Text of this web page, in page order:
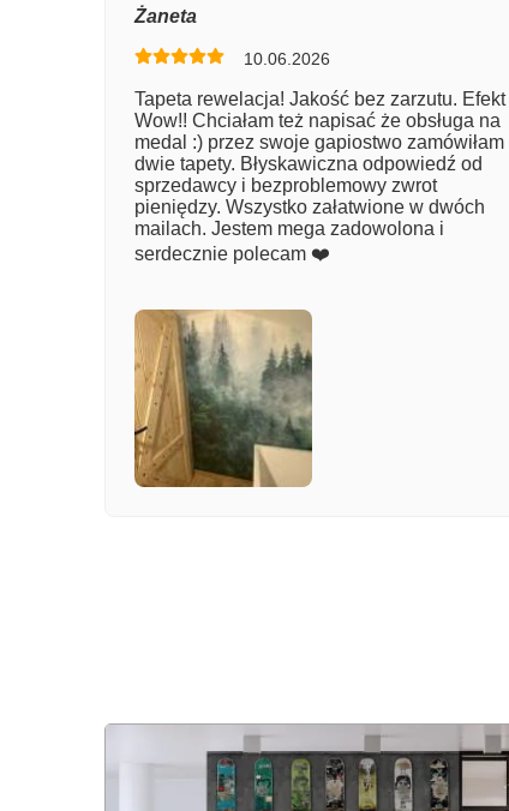
Żaneta
10.06.2026
Tapeta rewelacja! Jakość bez zarzutu. Efekt
Wow!! Chciałam też napisać że obsługa na
medal :) przez swoje gapiostwo zamówiłam
dwie tapety. Błyskawiczna odpowiedź od
sprzedawcy i bezproblemowy zwrot
pieniędzy. Wszystko załatwione w dwóch
mailach. Jestem mega zadowolona i
serdecznie polecam ❤️